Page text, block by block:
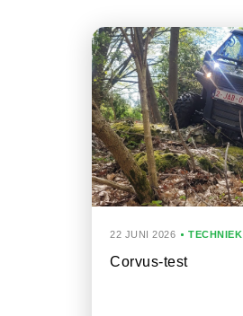
22 JUNI 2026 TECHNIEK
Corvus-test